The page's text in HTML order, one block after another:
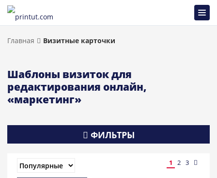
Главная Визитные карточки
Шаблоны визиток для
редактирования онлайн,
«маркетинг»
ФИЛЬТРЫ
1 2 3